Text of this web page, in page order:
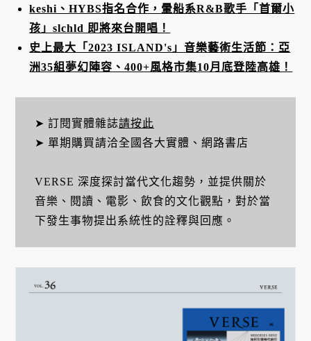
keshi、HYBS指名合作，暈船系R&B歌手「首爾小
孩」slchld 即將來台開唱！
史上最大「2023 ISLAND's」音樂藝術生活節：亞
洲35組夢幻陣容、400+風格市集10月底登陸高雄！
➤ 訂閱實體雜誌請按此
➤ 單期購買請洽全國各大實體、網路書店
VERSE 深度探討當代文化趨勢，並提供關於
音樂、閱讀、電影、飲食的文化觀點，對於當
下發生事物提出系統性的詮釋與回應。